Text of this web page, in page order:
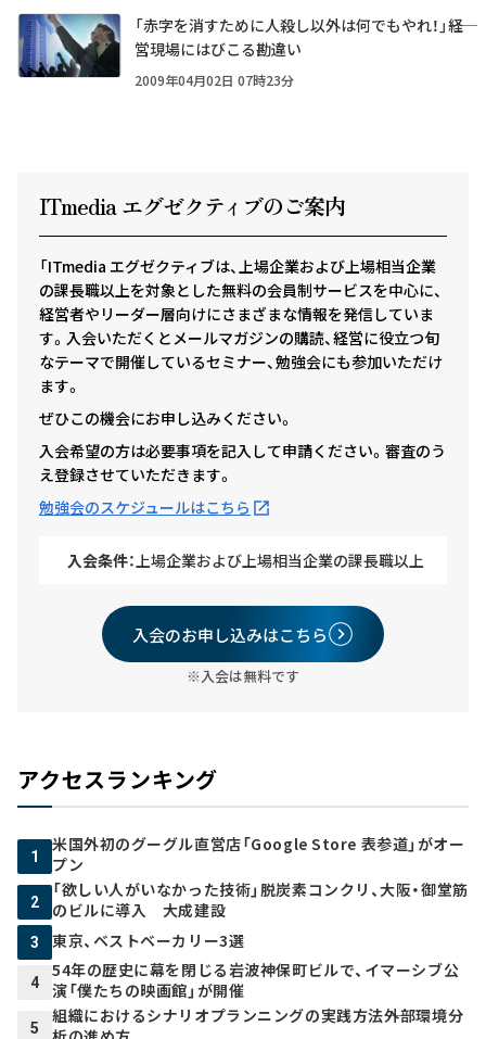
「赤字を消すために人殺し以外は何でもやれ！」――経
営現場にはびこる勘違い
2009年04月02日 07時23分
ITmedia エグゼクティ ブのご案内
「ITmedia エグゼクティブは、上場企業および上場相当企業
の課長職以上を対象とした無料の会員制サービスを中心に、
経営者やリーダー層向けにさまざまな情報を発信していま
す。入会いただくとメールマガジンの購読、経営に役立つ旬
なテーマで開催しているセミナー、勉強会にも参加いただけ
ます。
ぜひこの機会にお申し込みください。
入会希望の方は必要事項を記入して申請ください。審査のう
え登録させていただきます。
勉強会のスケジュールはこちら
入会条件：上場企業および上場相当企業の課長職以上
入会のお申し込みはこちら
※入会は無料です
アクセスランキング
1
米国外初のグーグル直営店「Google Store 表参道」がオー
プン
2
「欲しい人がいなかった技術」脱炭素コンクリ、大阪・御堂筋
のビルに導入 大成建設
3 東京、ベストベーカリー3選
4
54年の歴史に幕を閉じる岩波神保町ビルで、イマーシブ公
演「僕たちの映画館」が開催
5
組織におけるシナリオプランニングの実践方法――外部環境分